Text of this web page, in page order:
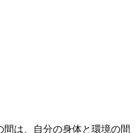
は、自分の身体と環境の間